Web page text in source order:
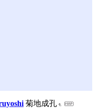
菊地成孔